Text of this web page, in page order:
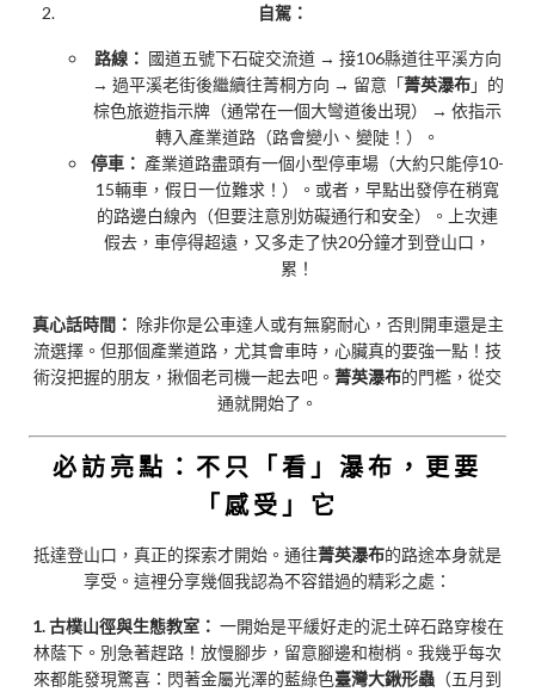
自駕：
路線： 國道五號下石碇交流道 → 接106縣道往平溪方向
→ 過平溪老街後繼續往菁桐方向 → 留意「菁英瀑布」的
棕色旅遊指示牌（通常在一個大彎道後出現） → 依指示
轉入產業道路（路會變小、變陡！）。
停車： 產業道路盡頭有一個小型停車場（大約只能停10-
15輛車，假日一位難求！）。或者，早點出發停在稍寬
的路邊白線內（但要注意別妨礙通行和安全）。上次連
假去，車停得超遠，又多走了快20分鐘才到登山口，
累！
真心話時間： 除非你是公車達人或有無窮耐心，否則開車還是主
流選擇。但那個產業道路，尤其會車時，心臟真的要強一點！技
術沒把握的朋友，揪個老司機一起去吧。 菁英瀑布的門檻，從交
通就開始了。
必訪亮點：不只「看」瀑布，更要
「感受」它
抵達登山口，真正的探索才開始。通往菁英瀑布的路途本身就是
享受。這裡分享幾個我認為不容錯過的精彩之處：
1. 古樸山徑與生態教室： 一開始是平緩好走的泥土碎石路穿梭在
林蔭下。別急著趕路！放慢腳步，留意腳邊和樹梢。我幾乎每次
來都能發現驚喜：閃著金屬光澤的藍綠色臺灣大鍬形蟲 （五月到